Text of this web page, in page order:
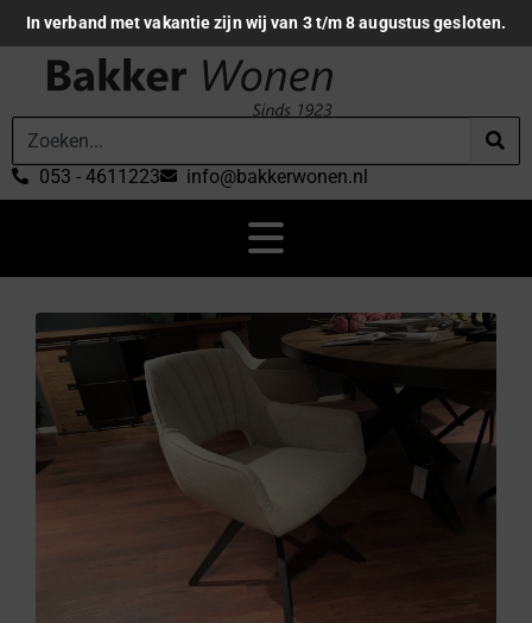
In verband met vakantie zijn wij van 3 t/m 8 augustus gesloten.
053 - 4611223 info@bakkerwonen.nl